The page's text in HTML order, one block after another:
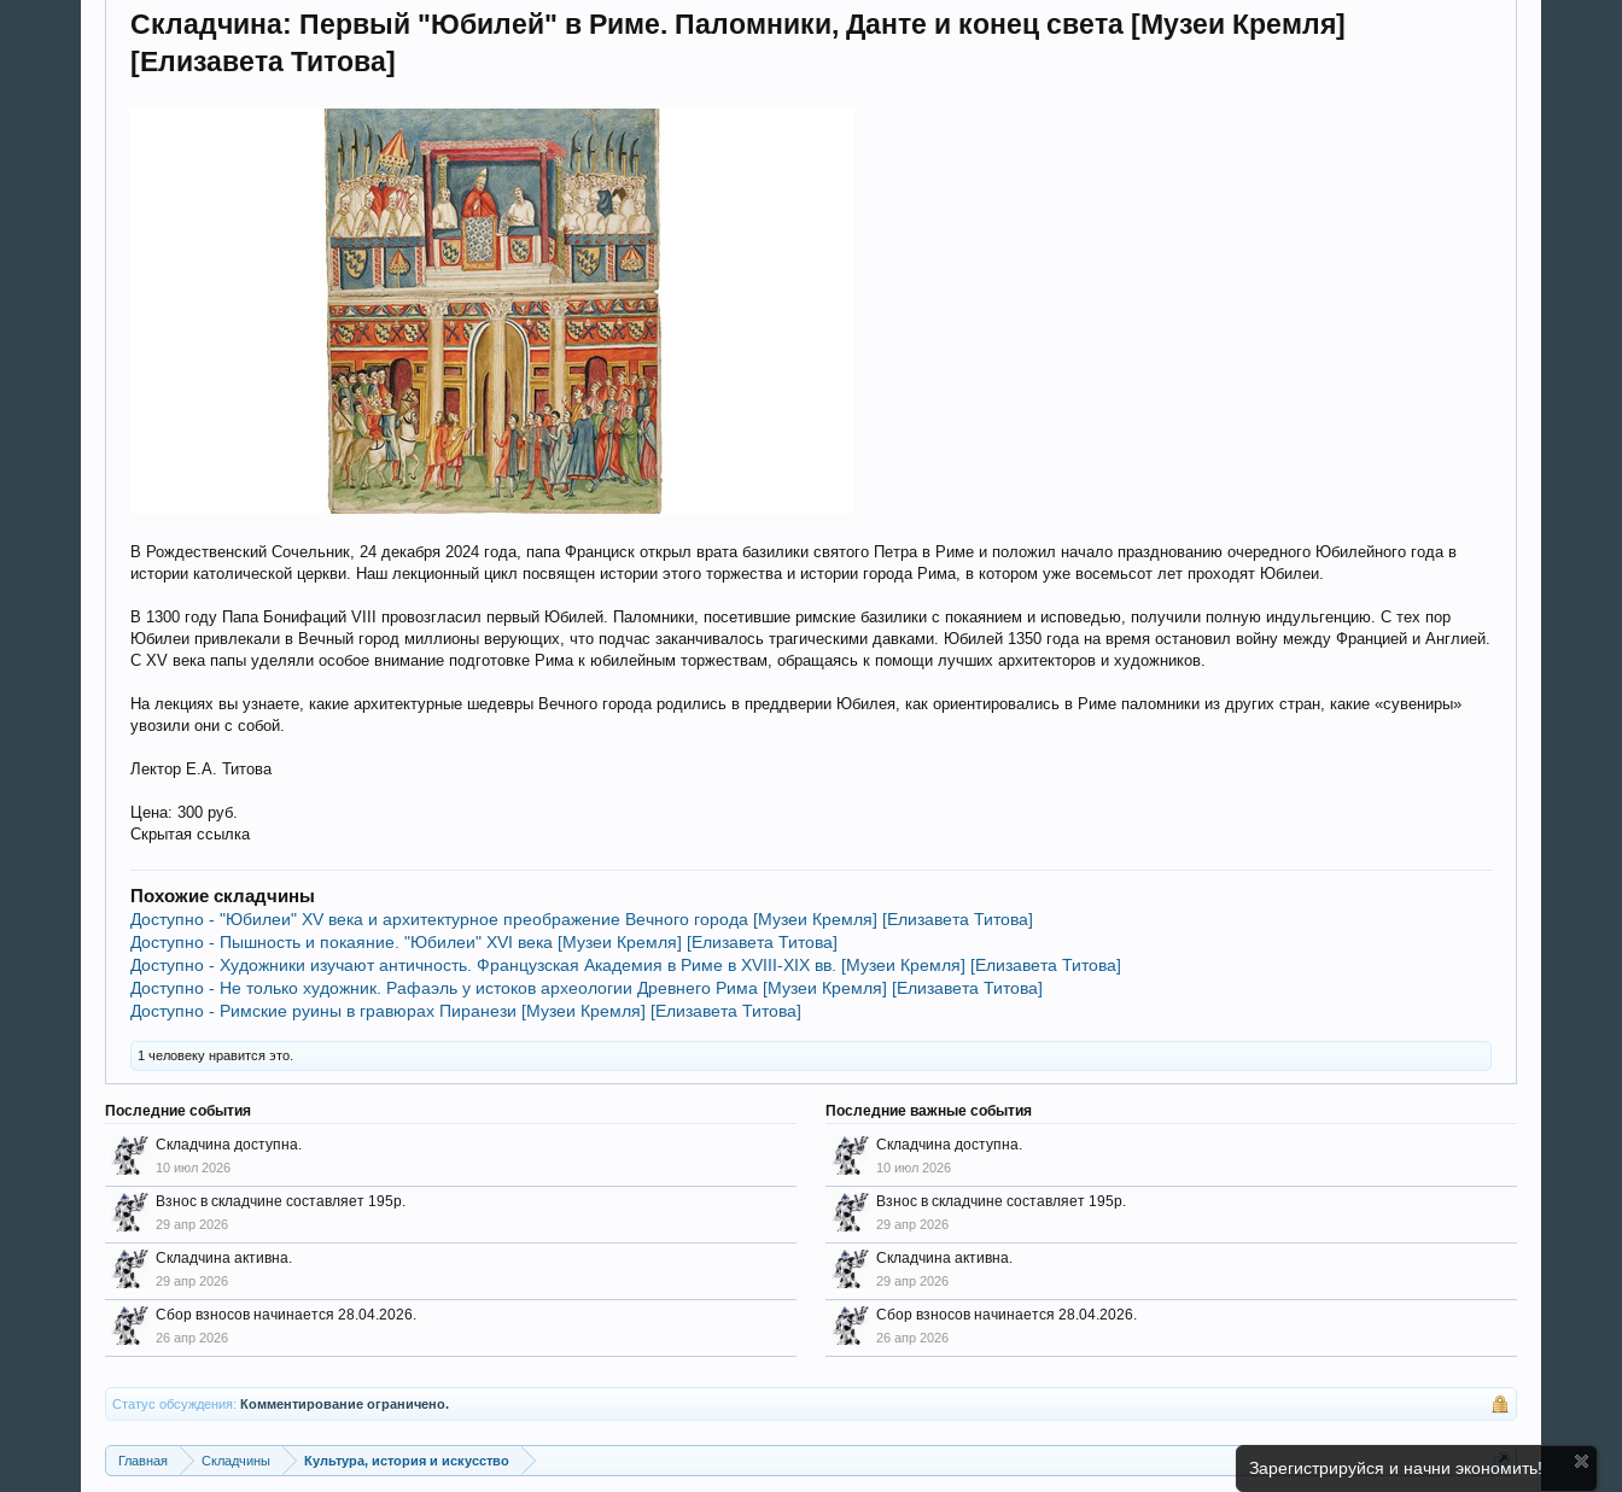
Зарегистрируйся и начни экономить!
Складчина: Первый "Юбилей" в Риме. Паломники, Данте и конец света [Музеи Кремля]
[Елизавета Титова]
В Рождественский Сочельник, 24 декабря 2024 года, папа Франциск открыл врата базилики святого Петра в Риме и положил начало празднованию очередного Юбилейного года в
истории католической церкви. Наш лекционный цикл посвящен истории этого торжества и истории города Рима, в котором уже восемьсот лет проходят Юбилеи.
В 1300 году Папа Бонифаций VIII провозгласил первый Юбилей. Паломники, посетившие римские базилики с покаянием и исповедью, получили полную индульгенцию. С тех пор
Юбилеи привлекали в Вечный город миллионы верующих, что подчас заканчивалось трагическими давками. Юбилей 1350 года на время остановил войну между Францией и Англией.
С XV века папы уделяли особое внимание подготовке Рима к юбилейным торжествам, обращаясь к помощи лучших архитекторов и художников.
На лекциях вы узнаете, какие архитектурные шедевры Вечного города родились в преддверии Юбилея, как ориентировались в Риме паломники из других стран, какие «сувениры»
увозили они с собой.
Лектор Е.А. Титова
Цена: 300 руб.
Скрытая ссылка
Похожие складчины
Доступно - "Юбилеи" XV века и архитектурное преображение Вечного города [Музеи Кремля] [Елизавета Титова]
Доступно - Пышность и покаяние. "Юбилеи" XVI века [Музеи Кремля] [Елизавета Титова]
Доступно - Художники изучают античность. Французская Академия в Риме в XVIII-XIX вв. [Музеи Кремля] [Елизавета Титова]
Доступно - Не только художник. Рафаэль у истоков археологии Древнего Рима [Музеи Кремля] [Елизавета Титова]
Доступно - Римские руины в гравюрах Пиранези [Музеи Кремля] [Елизавета Титова]
1 человеку нравится это.
Последние события
Складчина доступна.
10 июл 2026
Взнос в складчине составляет 195р.
29 апр 2026
Складчина активна.
29 апр 2026
Сбор взносов начинается 28.04.2026.
26 апр 2026
Последние важные события
Складчина доступна.
10 июл 2026
Взнос в складчине составляет 195р.
29 апр 2026
Складчина активна.
29 апр 2026
Сбор взносов начинается 28.04.2026.
26 апр 2026
Статус обсуждения: Комментирование ограничено.
Главная Складчины Культура, история и искусство